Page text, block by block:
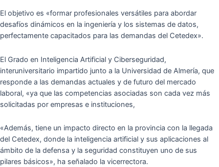
El objetivo es «formar profesionales versátiles para abordar
desafíos dinámicos en la ingeniería y los sistemas de datos,
perfectamente capacitados para las demandas del Cetedex».
El Grado en Inteligencia Artificial y Ciberseguridad,
interuniversitario impartido junto a la Universidad de Almería, que
responde a las demandas actuales y de futuro del mercado
laboral, «ya que las competencias asociadas son cada vez más
solicitadas por empresas e instituciones,
«Además, tiene un impacto directo en la provincia con la llegada
del Cetedex, donde la inteligencia artificial y sus aplicaciones al
ámbito de la defensa y la seguridad constituyen uno de sus
pilares básicos», ha señalado la vicerrectora.